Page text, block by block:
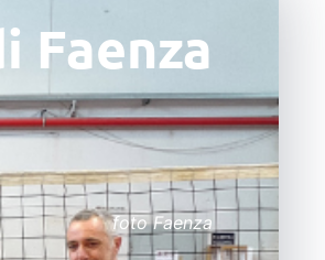
Faenza
foto Faenza